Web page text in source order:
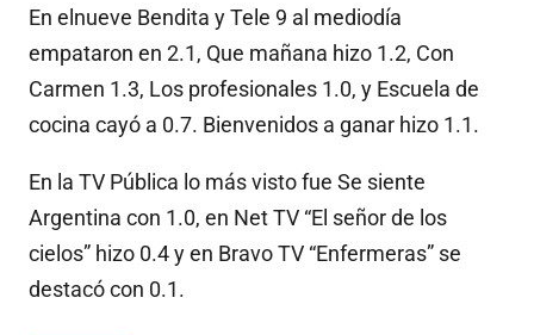
En elnueve Bendita y Tele 9 al mediodía
empataron en 2.1, Que mañana hizo 1.2, Con
Carmen 1.3, Los profesionales 1.0, y Escuela de
cocina cayó a 0.7. Bienvenidos a ganar hizo 1.1.
En la TV Pública lo más visto fue Se siente
Argentina con 1.0, en Net TV “El señor de los
cielos” hizo 0.4 y en Bravo TV “Enfermeras” se
destacó con 0.1.